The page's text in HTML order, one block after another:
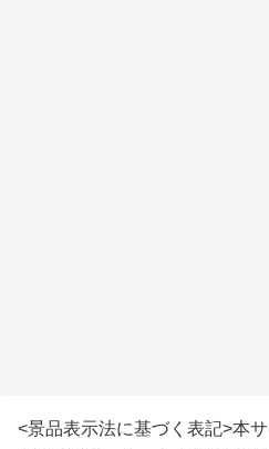
<景品表示法に基づく表記>本